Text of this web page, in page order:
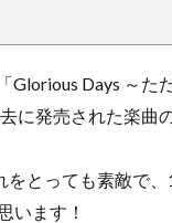
Glorious Days ～た
に発売された楽
をとっても素敵で
います！